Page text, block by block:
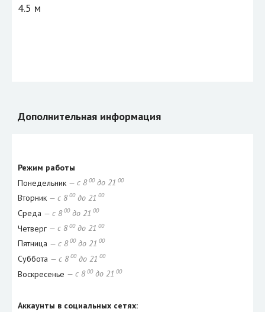
4.5 м
Дополнительная информация
Режим работы
Понедельник — с 8 00до 21 00
Вторник — с 8 00до 21 00
Среда — с 8 00до 21 00
Четверг — с 8 00до 21 00
Пятница — с 8 00до 21 00
Суббота — с 8 00до 21 00
Воскресенье — с 8 00до 21 00
Аккаунты в социальных сетях: